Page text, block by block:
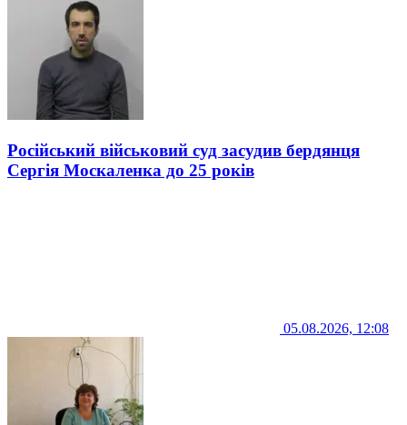
Російський військовий суд засудив бердянця
Сергія Москаленка до 25 років
05.08.2026, 12:08